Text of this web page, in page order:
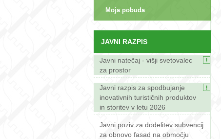
Moja pobuda
JAVNI RAZPIS
Javni natečaj - višji svetovalec
za prostor
Javni razpis za spodbujanje
inovativnih turističnih produktov
in storitev v letu 2026
Javni poziv za dodelitev subvencij
za obnovo fasad na območju